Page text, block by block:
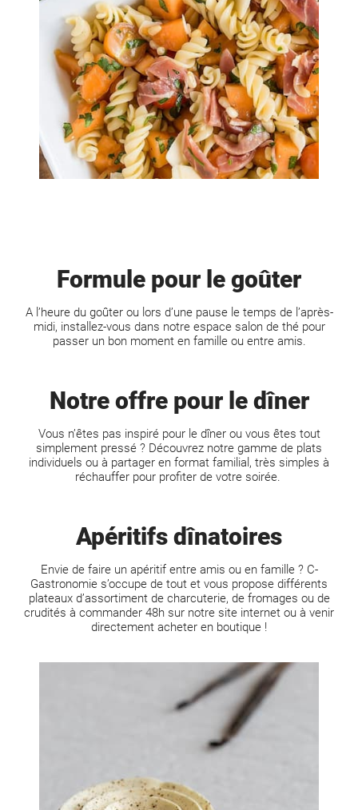
Formule pour le goûter
A l’heure du goûter ou lors d’une pause le temps de l’après-
midi, installez-vous dans notre espace salon de thé pour
passer un bon moment en famille ou entre amis.
Notre offre pour le dîner
Vous n’êtes pas inspiré pour le dîner ou vous êtes tout
simplement pressé ? Découvrez notre gamme de plats
individuels ou à partager en format familial, très simples à
réchauffer pour profiter de votre soirée.
Apéritifs dînatoires
Envie de faire un apéritif entre amis ou en famille ? C-
Gastronomie s’occupe de tout et vous propose différents
plateaux d’assortiment de charcuterie, de fromages ou de
crudités à commander 48h sur notre site internet ou à venir
directement acheter en boutique !